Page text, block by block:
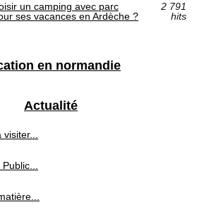
un camping avec parc
ses vacances en Ardèche ?
2 791
hits
en normandie
Actualité